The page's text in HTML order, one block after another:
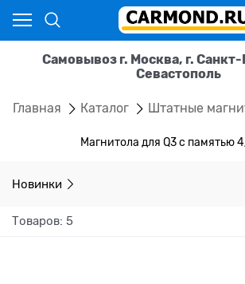
Самовывоз г. Москва, г.
Севастополь
Главная Каталог Штатные
Магнитола для Q3 с памятью
Новинки
Товаров: 5